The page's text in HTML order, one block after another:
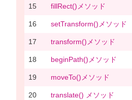
15 fillRect()メソッド
16 setTransform()メソッド
17 transform()メソッド
18 beginPath()メソッド
19 moveTo()メソッド
20 translate() メソッド